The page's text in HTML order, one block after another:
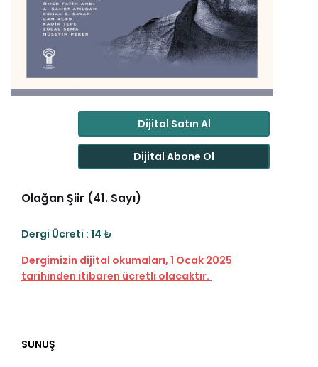
Dijital Satın Al
Dijital Abone Ol
Olağan Şiir (41. Sayı)
Dergi Ücreti : 14 ₺
Dergimizin dijital okumaları, 1 Ocak 2025
tarihinden itibaren ücretli olacaktır.
SUNUŞ